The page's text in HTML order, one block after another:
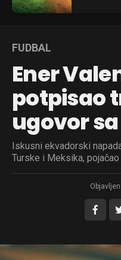
FUDBAL
Ener
potpisao
ugovor
Iskusni ekvadorski
Turske i Meksika,